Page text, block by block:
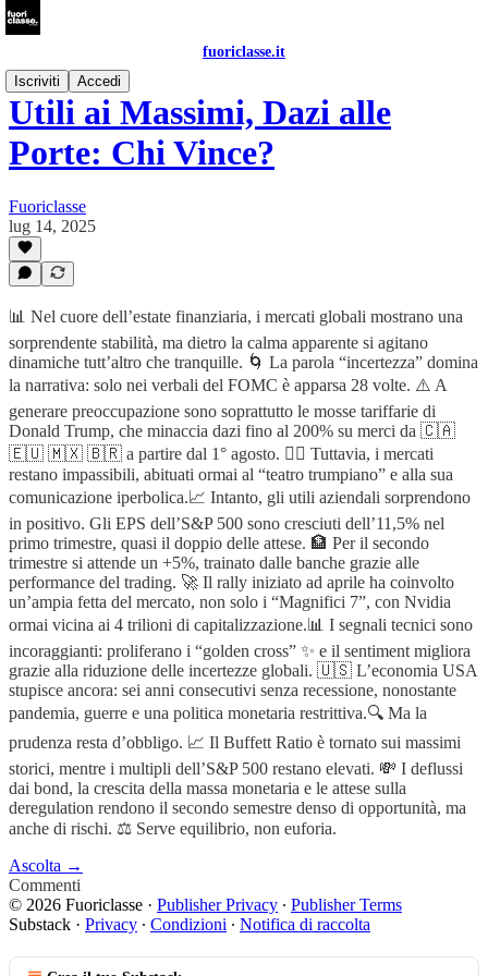
fuoriclasse.it
Iscriviti
Accedi
Utili ai Massimi, Dazi alle
Porte: Chi Vince?
Fuoriclasse
lug 14, 2025
📊 Nel cuore dell’estate finanziaria, i mercati globali mostrano una
sorprendente stabilità, ma dietro la calma apparente si agitano
dinamiche tutt’altro che tranquille. 🌀 La parola “incertezza” domina
la narrativa: solo nei verbali del FOMC è apparsa 28 volte. ⚠️ A
generare preoccupazione sono soprattutto le mosse tariffarie di
Donald Trump, che minaccia dazi fino al 200% su merci da 🇨🇦
🇪🇺 🇲🇽 🇧🇷 a partire dal 1° agosto. 🤷‍♂️ Tuttavia, i mercati
restano impassibili, abituati ormai al “teatro trumpiano” e alla sua
comunicazione iperbolica.📈 Intanto, gli utili aziendali sorprendono
in positivo. Gli EPS dell’S&P 500 sono cresciuti dell’11,5% nel
primo trimestre, quasi il doppio delle attese. 🏦 Per il secondo
trimestre si attende un +5%, trainato dalle banche grazie alle
performance del trading. 🚀 Il rally iniziato ad aprile ha coinvolto
un’ampia fetta del mercato, non solo i “Magnifici 7”, con Nvidia
ormai vicina ai 4 trilioni di capitalizzazione.📊 I segnali tecnici sono
incoraggianti: proliferano i “golden cross” ✨ e il sentiment migliora
grazie alla riduzione delle incertezze globali. 🇺🇸 L’economia USA
stupisce ancora: sei anni consecutivi senza recessione, nonostante
pandemia, guerre e una politica monetaria restrittiva.🔍 Ma la
prudenza resta d’obbligo. 📈 Il Buffett Ratio è tornato sui massimi
storici, mentre i multipli dell’S&P 500 restano elevati. 💸 I deflussi
dai bond, la crescita della massa monetaria e le attese sulla
deregulation rendono il secondo semestre denso di opportunità, ma
anche di rischi. ⚖️ Serve equilibrio, non euforia.
Ascolta →
Commenti
© 2026 Fuoriclasse · Publisher Privacy ∙ Publisher Terms
Substack · Privacy ∙ Condizioni ∙ Notifica di raccolta